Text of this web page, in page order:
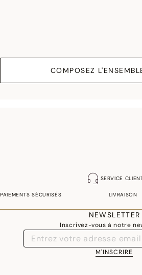
COMPOSEZ
SERVICE
PAIEMENTS SÉCURISÉS LIVRAISON
NEWSLETTER
Inscrivez-vous à notre
M'INSCRIRE